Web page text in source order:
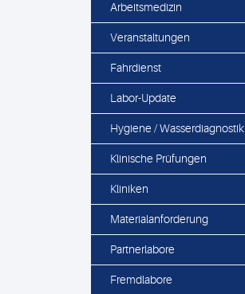
Arbeitsmedizin
Veranstaltungen
Fahrdienst
Labor-Update
Hygiene / Wasserdiagnostik
Klinische Prüfungen
Kliniken
Materialanforderung
Partnerlabore
Fremdlabore